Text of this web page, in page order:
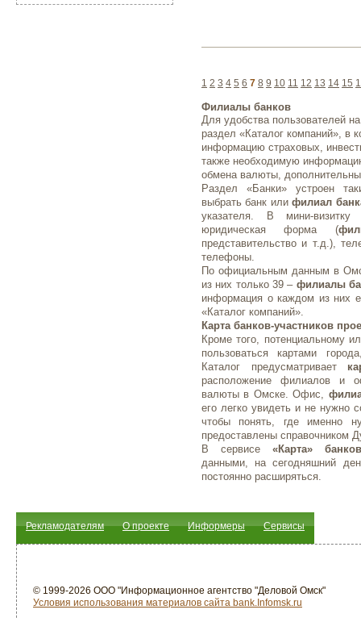
1 2 3 4 5 6 7 8 9 10 11 12 13 14 15
Филиалы банков
Для удобства пользователей
раздел «Каталог компаний», в
информацию страховых,
также необходимую
обмена валюты,
Раздел «Банки» устроен
выбрать банк илифилиал
указателя. В мини-
юридическая форма (
представительство и т.д.),
телефоны.
По официальным данным в
из них только 39 – филиалы
информация о каждом из них
«Каталог компаний».
Карта банков-участников
Кроме того, потенциальному
пользоваться картами
Каталог предусматривает
расположение филиалов и
валюты в Омске. Офис,
его легко увидеть и не нужно
чтобы понять, где именно
предоставлены справочником
В сервисе «Карта» банков
данными, на сегодняшний
постоянно расширяться.
Рекламодателям О проекте Информеры Сервисы
© 1999-2026 ООО "Информационное агентство "Деловой Омск"
Условия использования материалов сайта bank.Infomsk.ru